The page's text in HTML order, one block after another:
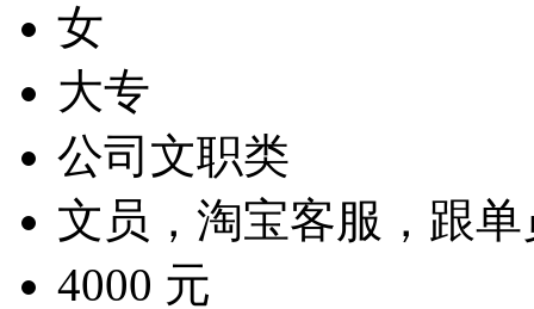
女
大专
公司文职类
文员，淘宝客服，跟单
4000 元